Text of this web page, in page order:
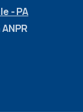
- PA